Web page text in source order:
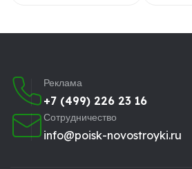
Реклама
+7 (499) 226 23 16
Сотрудничество
info@poisk-novostroyki.ru